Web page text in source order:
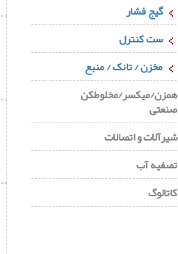
گیج فشار
ست کنترل
مخزن / تانک / منبع
همزن/میکسر/مخلوطکن
صنعتی
شیرآلات و اتصالات
تصفیه آب
کاتالوگ